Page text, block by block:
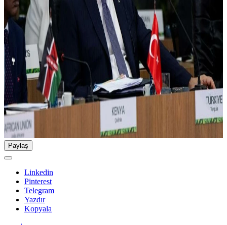
Paylaş
Linkedin
Pinterest
Telegram
Yazdır
Kopyala